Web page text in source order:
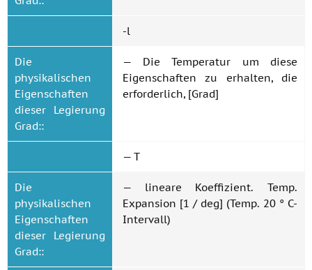
-l
Die
physikalischen
Eigenschaften
dieser Legierung
Grad::
— Die Temperatur um diese
Eigenschaften zu erhalten, die
erforderlich, [Grad]
— T
Die
physikalischen
Eigenschaften
dieser Legierung
Grad::
— lineare Koeffizient. Temp.
Expansion [1 / deg] (Temp. 20 ° C-
Intervall)